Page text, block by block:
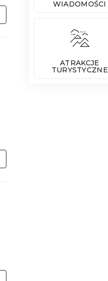
WIADOMOŚCI
ATRAKCJE
TURYSTYCZNE